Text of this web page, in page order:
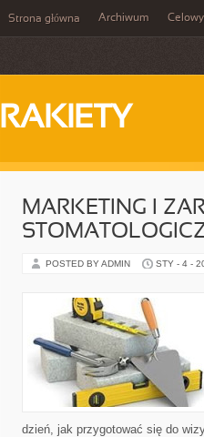
Strona główna Archiwum
RAKIETY
MARKETING I
POSTED BY ADMIN STY - 4 -
dzień, jak przygotować się do